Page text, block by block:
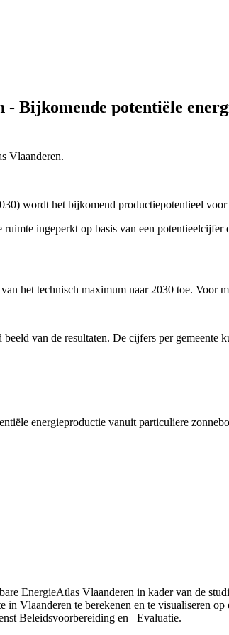
Bijkomende potentiële
Vlaanderen.
wordt het bijkomend productiepotentieel
ingeperkt op basis van een
het technisch maximum naar 2030 toe. Voor
van de resultaten. De cijfers per gemeente
energieproductie vanuit particuliere
EnergieAtlas Vlaanderen in kader van de
in Vlaanderen te berekenen en te
Beleidsvoorbereiding en –Evaluatie.